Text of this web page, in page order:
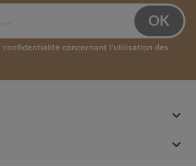
confidentialité concernant l'utilisation des

